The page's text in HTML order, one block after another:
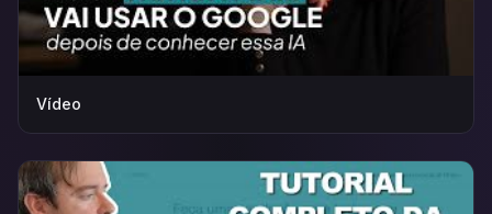
Vídeo